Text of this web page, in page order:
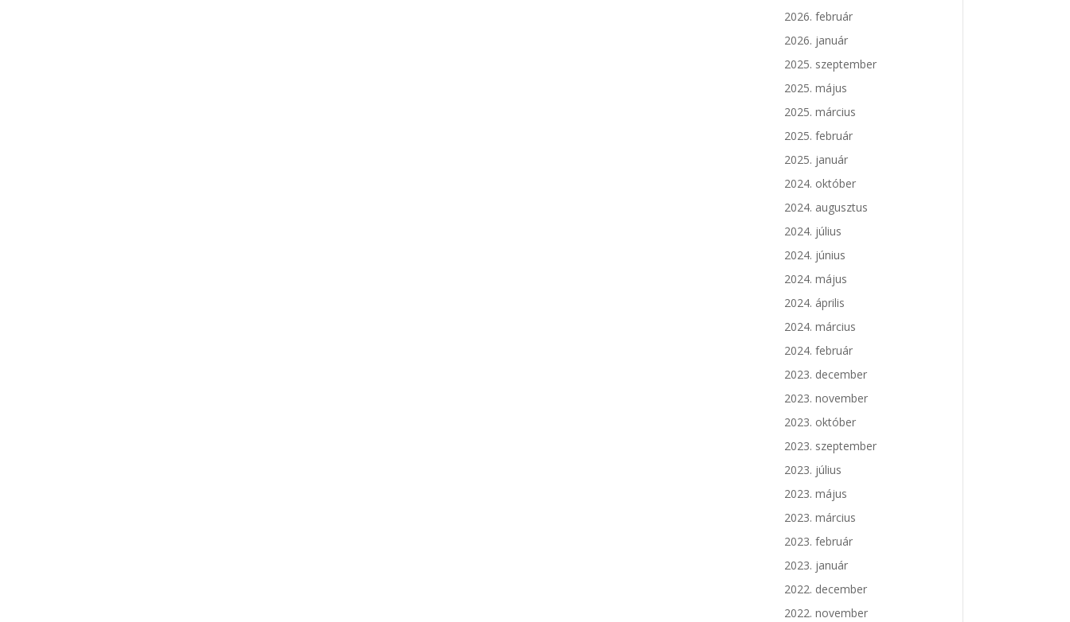
2026. február
2026. január
2025. szeptember
2025. május
2025. március
2025. február
2025. január
2024. október
2024. augusztus
2024. július
2024. június
2024. május
2024. április
2024. március
2024. február
2023. december
2023. november
2023. október
2023. szeptember
2023. július
2023. május
2023. március
2023. február
2023. január
2022. december
2022. november